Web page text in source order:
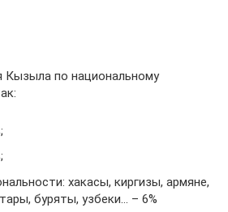
Кызыла по национальному
хакасы, киргизы, армяне,
буряты, узбеки… – 6%